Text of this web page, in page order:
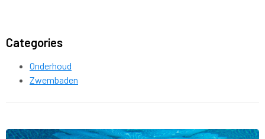
Categories
Onderhoud
Zwembaden